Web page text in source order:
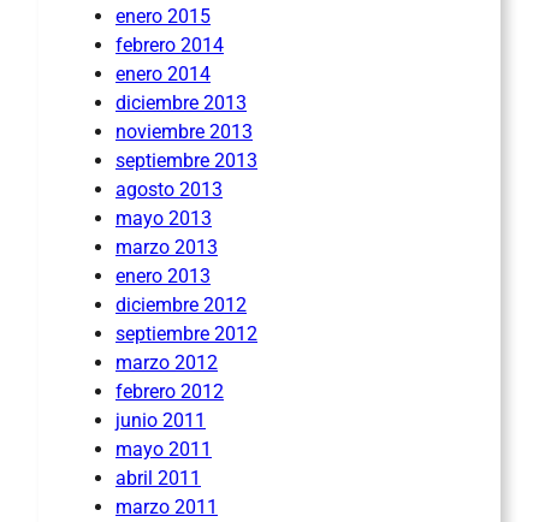
enero 2015
febrero 2014
enero 2014
diciembre 2013
noviembre 2013
septiembre 2013
agosto 2013
mayo 2013
marzo 2013
enero 2013
diciembre 2012
septiembre 2012
marzo 2012
febrero 2012
junio 2011
mayo 2011
abril 2011
marzo 2011